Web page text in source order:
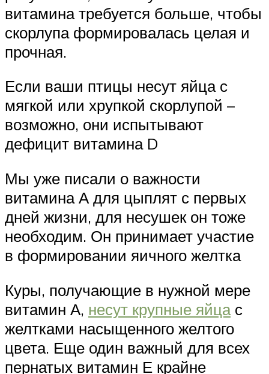
витамина требуется больше, чтобы
скорлупа формировалась целая и
прочная.
Если ваши птицы несут яйца с
мягкой или хрупкой скорлупой –
возможно, они испытывают
дефицит витамина D
Мы уже писали о важности
витамина А для цыплят с первых
дней жизни, для несушек он тоже
необходим. Он принимает участие
в формировании яичного желтка
Куры, получающие в нужной мере
витамин А, несут крупные яйцас
желтками насыщенного желтого
цвета. Еще один важный для всех
пернатых витамин Е крайне